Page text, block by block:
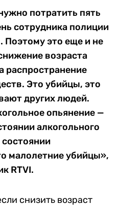
потратить пять
сотрудника полиции
Поэтому это еще и не
возраста
распространение
Это убийцы, это
других людей.
опьянение —
алкогольного
малолетние убийцы»,
RTVI.
снизить возраст